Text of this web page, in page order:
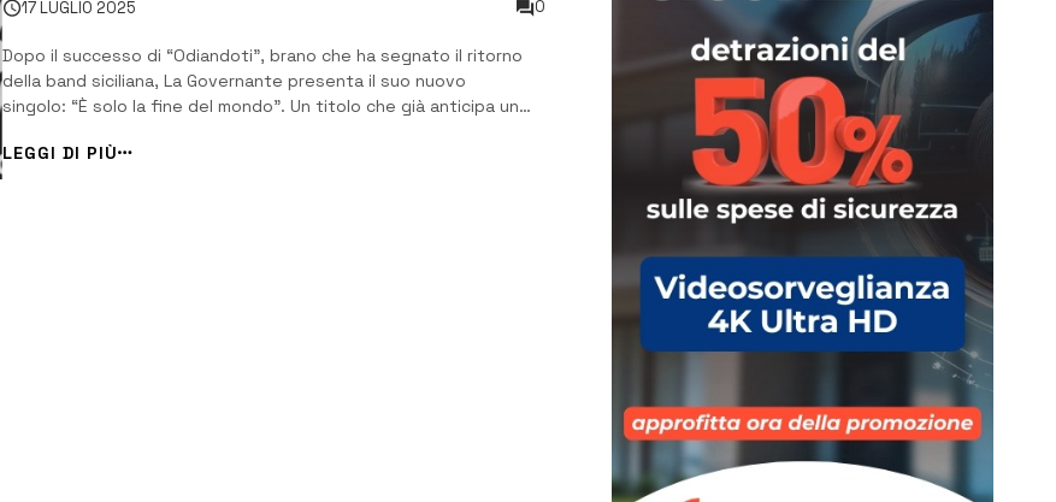
emozioni e immagini sperimentali
17 LUGLIO 2025 0
Dopo il successo di “Odiandoti”, brano che ha segnato il ritorno
della band siciliana, La Governante presenta il suo nuovo
singolo: “È solo la fine del mondo”. Un titolo che già anticipa un
pronti a conquistare i fan e gli amanti della musica d’autore...
LEGGI DI PIÙ